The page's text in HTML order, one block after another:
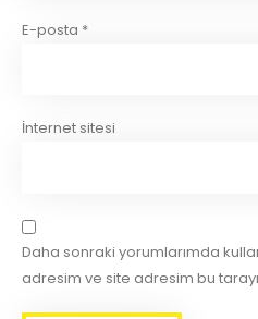
E-posta *
İnternet sitesi
Daha sonraki yorumlarımda
adresim ve site adresim bu